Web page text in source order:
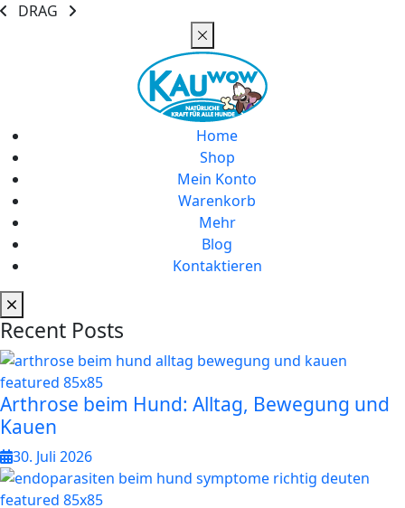
DRAG
Home
Shop
Mein Konto
Warenkorb
Mehr
Blog
Kontaktieren
Recent Posts
Arthrose beim Hund: Alltag, Bewegung und
Kauen
30. Juli 2026